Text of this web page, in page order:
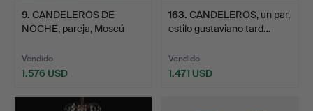
9. CANDELEROS DE
NOCHE, pareja, Moscú
Vendido
1.576 USD
163. CANDELEROS, un par,
estilo gustaviano tard…
Vendido
1.471 USD